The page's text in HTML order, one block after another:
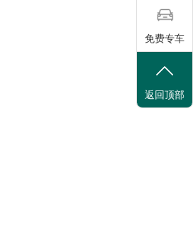
免费专车
返回顶部